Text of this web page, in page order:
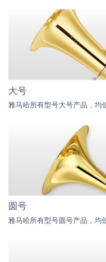
大号
雅马哈所有型号大号产品，均
圆号
雅马哈所有型号圆号产品，均